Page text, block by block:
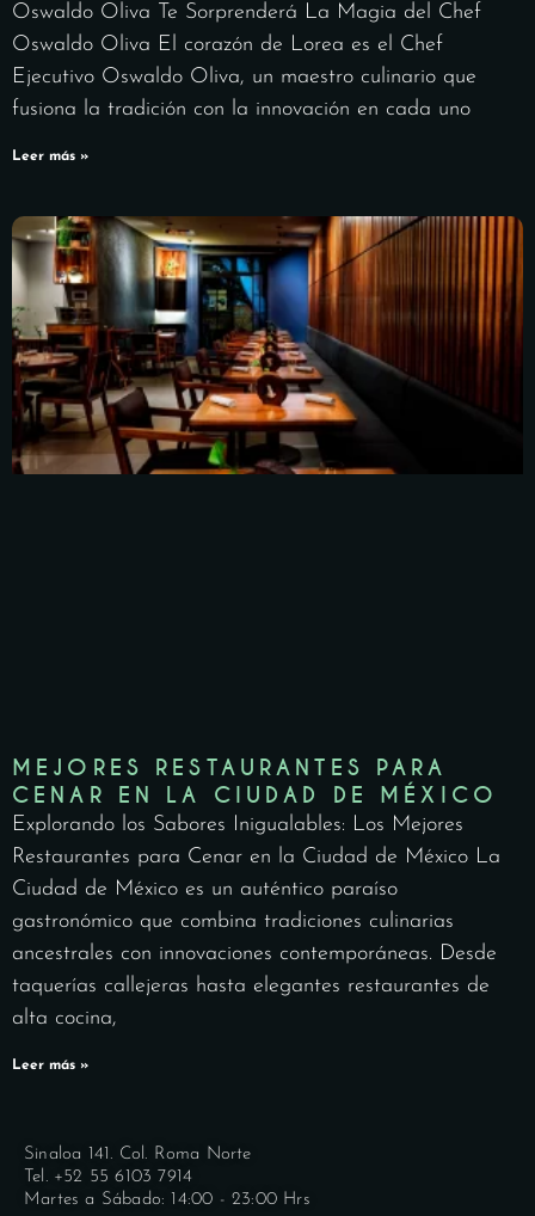
Oswaldo Oliva Te Sorprenderá La Magia del Chef
Oswaldo Oliva El corazón de Lorea es el Chef
Ejecutivo Oswaldo Oliva, un maestro culinario que
fusiona la tradición con la innovación en cada uno
Leer más »
MEJORES RESTAURANTES PARA
CENAR EN LA CIUDAD DE MÉXICO
Explorando los Sabores Inigualables: Los Mejores
Restaurantes para Cenar en la Ciudad de México La
Ciudad de México es un auténtico paraíso
gastronómico que combina tradiciones culinarias
ancestrales con innovaciones contemporáneas. Desde
taquerías callejeras hasta elegantes restaurantes de
alta cocina,
Leer más »
Sinaloa 141. Col. Roma Norte
Tel. +52 55 6103 7914
Martes a Sábado: 14:00 - 23:00 Hrs